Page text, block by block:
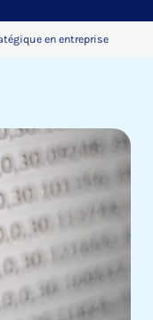
en entreprise